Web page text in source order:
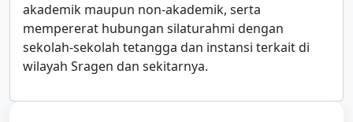
akademik maupun non-akademik, serta
mempererat hubungan silaturahmi dengan
sekolah-sekolah tetangga dan instansi terkait di
wilayah Sragen dan sekitarnya.